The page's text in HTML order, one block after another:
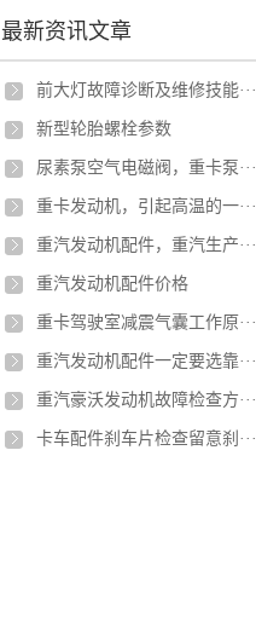
最新资讯文章
前大灯故障诊断及维修技能···
新型轮胎螺栓参数
尿素泵空气电磁阀，重卡泵···
重卡发动机，引起高温的一···
重汽发动机配件，重汽生产···
重汽发动机配件价格
重卡驾驶室减震气囊工作原···
重汽发动机配件一定要选靠···
重汽豪沃发动机故障检查方···
卡车配件刹车片检查留意刹···